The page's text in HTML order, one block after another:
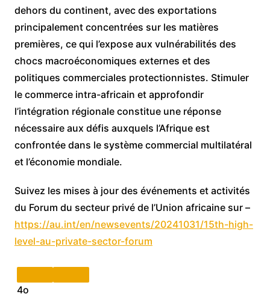
dehors du continent, avec des exportations
principalement concentrées sur les matières
premières, ce qui l’expose aux vulnérabilités des
chocs macroéconomiques externes et des
politiques commerciales protectionnistes. Stimuler
le commerce intra-africain et approfondir
l’intégration régionale constitue une réponse
nécessaire aux défis auxquels l’Afrique est
confrontée dans le système commercial multilatéral
et l’économie mondiale.
Suivez les mises à jour des événements et activités
du Forum du secteur privé de l’Union africaine sur –
https://au.int/en/newsevents/20241031/15th-high-
level-au-private-sector-forum
4o